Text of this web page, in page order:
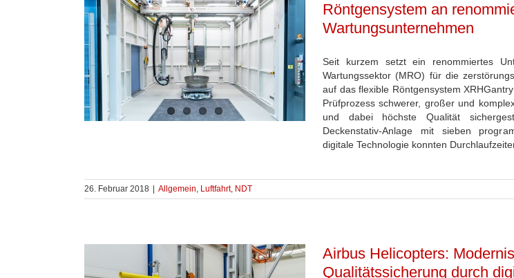
Röntgensystem an
Wartungsunternehmen
Seit kurzem setzt ein renommiertes
Wartungssektor (MRO) für die
auf das flexible Röntgensystem
Prüfprozess schwerer, großer und
und dabei höchste Qualität
Deckenstativ-Anlage mit sieben
digitale Technologie konnten
26. Februar 2018 Allgemein, Luftfahrt, NDT
Airbus Helicopters:
Qualitätssicherung durch